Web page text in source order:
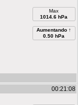
Max
1014.6 hPa
Aumentando ↑
0.50 hPa
00:21:08